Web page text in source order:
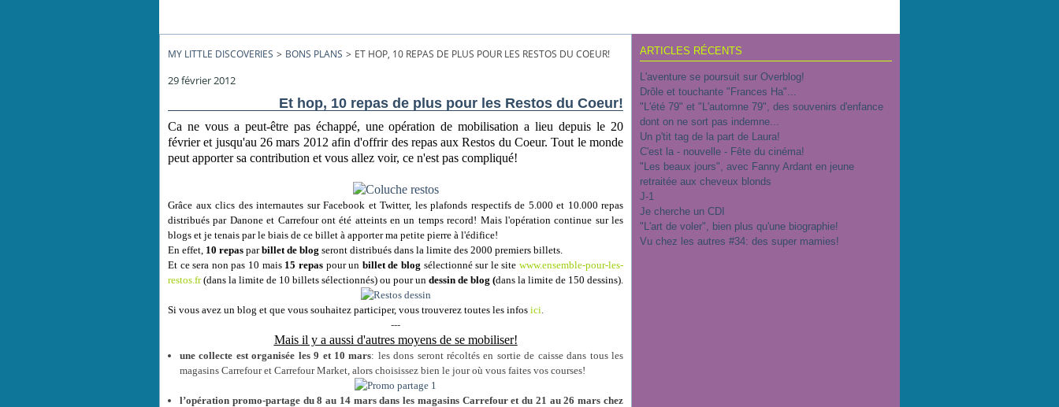
MY LITTLE DISCOVERIES > BONS PLANS > ET HOP, 10 REPAS DE PLUS POUR LES RESTOS DU COEUR!
29 février 2012
Et hop, 10 repas de plus pour les Restos du Coeur!
Ca ne vous a peut-être pas échappé, une opération de mobilisation a lieu depuis le 20
février et jusqu'au 26 mars 2012 afin d'offrir des repas aux Restos du Coeur. Tout le monde
peut apporter sa contribution et vous allez voir, ce n'est pas compliqué!
Grâce aux clics des internautes sur Facebook et Twitter, les plafonds respectifs de 5.000 et 10.000 repas
distribués par Danone et Carrefour ont été atteints en un temps record! Mais l'opération continue sur les
blogs et je tenais par le biais de ce billet à apporter ma petite pierre à l'édifice!
En effet, 10 repas parbillet de blog seront distribués dans la limite des 2000 premiers billets.
Et ce sera non pas 10 mais 15 repaspour un billet de blog sélectionné sur le site www.ensemble-pour-les-
restos.fr(dans la limite de 10 billets sélectionnés) ou pour un dessin de blog (dans la limite de 150 dessins).
Si vous avez un blog et que vous souhaitez participer, vous trouverez toutes les infos ici.
---
Mais il y a aussi d'autres moyens de se mobiliser!
une collecte est organisée les 9 et 10 mars: les dons seront récoltés en sortie de caisse dans tous les
magasins Carrefour et Carrefour Market, alors choisissez bien le jour où vous faites vos courses!
l’opération promo-partage du 8 au 14 mars dans les magasins Carrefour et du 21 au 26 mars chez
ARTICLES RÉCENTS
L'aventure se poursuit sur Overblog!
Drôle et touchante "Frances Ha"...
"L'été 79" et "L'automne 79", des souvenirs d'enfance
dont on ne sort pas indemne...
Un p'tit tag de la part de Laura!
C'est la - nouvelle - Fête du cinéma!
"Les beaux jours", avec Fanny Ardant en jeune
retraitée aux cheveux blonds
J-1
Je cherche un CDI
"L'art de voler", bien plus qu'une biographie!
Vu chez les autres #34: des super mamies!